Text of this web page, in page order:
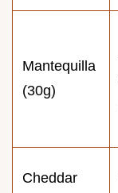
Mantequilla
(30g)
Cheddar